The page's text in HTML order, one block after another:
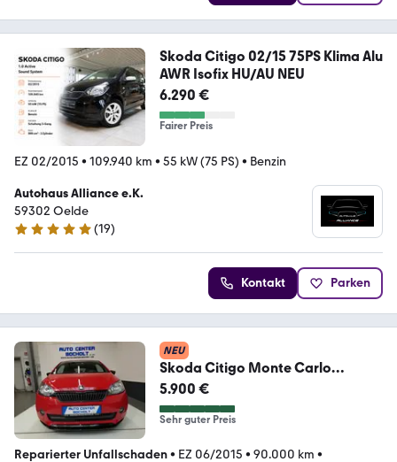
Skoda Citigo 02/15 75PS Klima Alu
AWR Isofix HU/AU NEU
6.290 €
Fairer Preis
EZ 02/2015 • 109.940 km • 55 kW (75 PS) • Benzin
Autohaus Alliance e.K.
59302 Oelde
5 Sterne
(19)
Kontakt Parken
NEU
Skoda Citigo Monte Carlo
Edition*Navi*Klima
5.900 €
Sehr guter Preis
Reparierter Unfallschaden• EZ 06/2015 • 90.000 km •